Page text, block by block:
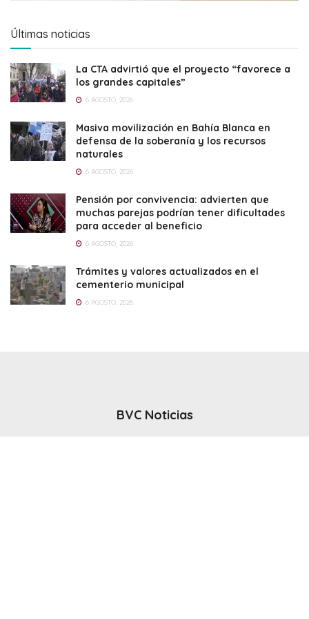
Últimas noticias
La CTA advirtió que el proyecto “favorece a
los grandes capitales”
6 AGOSTO, 2026
Masiva movilización en Bahía Blanca en
defensa de la soberanía y los recursos
naturales
6 AGOSTO, 2026
Pensión por convivencia: advierten que
muchas parejas podrían tener dificultades
para acceder al beneficio
6 AGOSTO, 2026
Trámites y valores actualizados en el
cementerio municipal
6 AGOSTO, 2026
BVC Noticias